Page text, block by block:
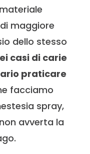
maggiore
dello stesso
casi di carie
praticare
facciamo
spray,
avverta la